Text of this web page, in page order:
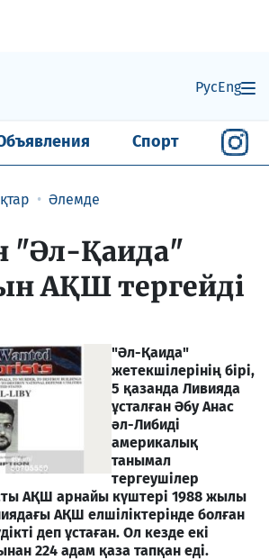
РусEng
Спорт
Әлемде
"Әл-Қаида"
АҚШ тергейді
"Әл-Қаида"
жетекшілерінің бірі,
5 қазанда Ливияда
ұсталған Әбу Анас
әл-Либиді
америкалық
танымал
тергеушілер
АҚШ арнайы күштері 1988 жылы
АҚШ елшіліктерінде болған
деп ұстаған. Ол кезде екі
224 адам қаза тапқан еді.